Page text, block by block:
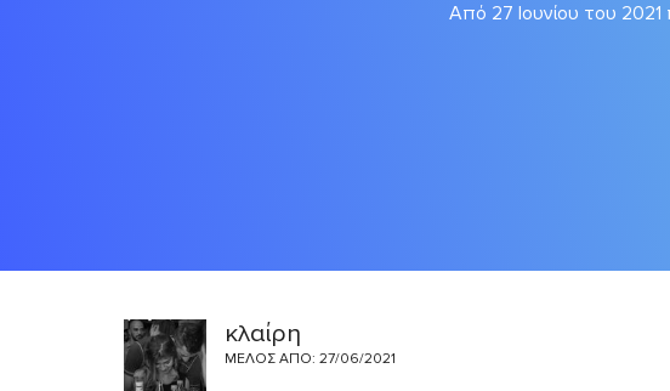
Από 27 Ιουνίου του 2021
κλαίρη
ΜΈΛΟΣ ΑΠΌ: 27/06/2021